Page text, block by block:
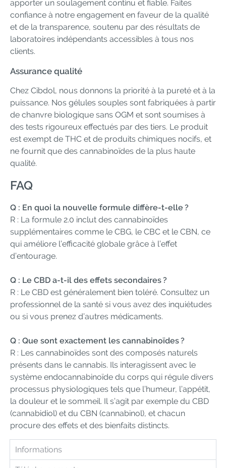
apporter un soulagement continu et fiable. Faites
confiance à notre engagement en faveur de la qualité
et de la transparence, soutenu par des résultats de
laboratoires indépendants accessibles à tous nos
clients.
Assurance qualité
Chez Cibdol, nous donnons la priorité à la pureté et à la
puissance. Nos gélules souples sont fabriquées à partir
de chanvre biologique sans OGM et sont soumises à
des tests rigoureux effectués par des tiers. Le produit
est exempt de THC et de produits chimiques nocifs, et
ne fournit que des cannabinoïdes de la plus haute
qualité.
FAQ
Q : En quoi la nouvelle formule diffère-t-elle ?
R : La formule 2.0 inclut des cannabinoïdes
supplémentaires comme le CBG, le CBC et le CBN, ce
qui améliore l’efficacité globale grâce à l’effet
d’entourage.
Q : Le CBD a-t-il des effets secondaires ?
R : Le CBD est généralement bien toléré. Consultez un
professionnel de la santé si vous avez des inquiétudes
ou si vous prenez d’autres médicaments.
Q : Que sont exactement les cannabinoïdes ?
R : Les cannabinoïdes sont des composés naturels
présents dans le cannabis. Ils interagissent avec le
système endocannabinoïde du corps qui régule divers
processus physiologiques tels que l’humeur, l’appétit,
la douleur et le sommeil. Il s’agit par exemple du CBD
(cannabidiol) et du CBN (cannabinol), et chacun
procure des effets et des bienfaits distincts.
Informations